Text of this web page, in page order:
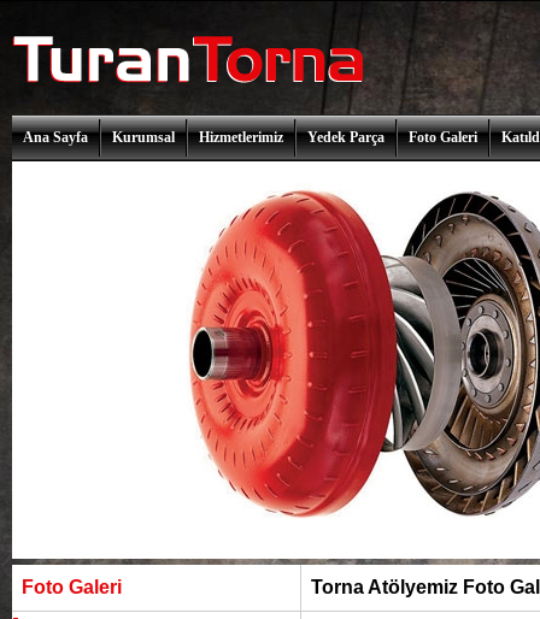
Ana SayfaKurumsalHizmetlerimizYedek ParçaFoto Galeri
Foto Galeri Torna Atölyemiz Foto